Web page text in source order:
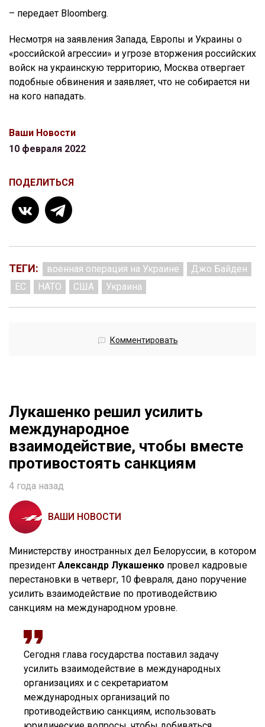
– передает Bloomberg.
Несмотря на заявления Запада, Европы и Украины о
«российской агрессии» и угрозе вторжения российских
войск на украинскую территорию, Москва отвергает
подобные обвинения и заявляет, что не собирается ни
на кого нападать.
Ваши Новости
10 февраля 2022
ПОДЕЛИТЬСЯ
ТЕГИ: военная операция на Украине
Джо Байден
ЕС
НАТО США Украина
Комментировать
Лукашенко решил усилить
международное
взаимодействие, чтобы вместе
противостоять санкциям
4 года назад
ВАШИ НОВОСТИ
Министерству иностранных дел Белоруссии, в котором
президент Александр Лукашенко провел кадровые
перестановки в четверг, 10 февраля, дано поручение
усилить взаимодействие по противодействию
санкциям на международном уровне.
Сегодня глава государства поставил задачу
усилить взаимодействие в международных
организациях и с секретариатом
международных организаций по
противодействию санкциям, использовать